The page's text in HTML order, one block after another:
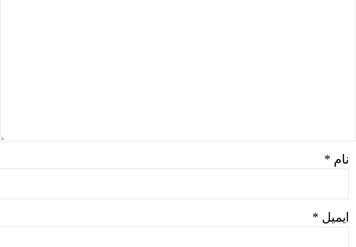
نام *
ایمیل *